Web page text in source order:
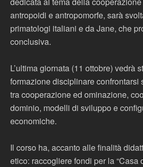
antropoidi e antropomorfe, sarà
primatologi italiani e da Jane, che
conclusiva.
L’ultima giornata (11 ottobre) vedrà
formazione disciplinare confrontarsi
tra cooperazione ed ominazione,
dominio, modelli di sviluppo e
economiche.
Il corso ha, accanto alle finalità
etico: raccogliere fondi per la “Casa